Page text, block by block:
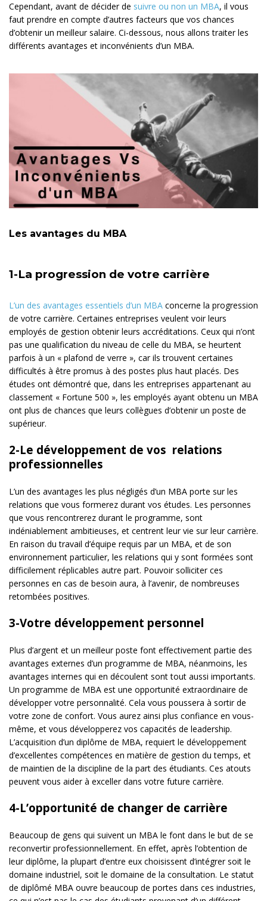
Cependant, avant de décider de suivre ou non un MBA, il vous
faut prendre en compte d’autres facteurs que vos chances
d’obtenir un meilleur salaire. Ci-dessous, nous allons traiter les
différents avantages et inconvénients d’un MBA.
Les avantages du MBA
1-La progression de votre carrière
L’un des avantages essentiels d’un MBA concerne la progression
de votre carrière. Certaines entreprises veulent voir leurs
employés de gestion obtenir leurs accréditations. Ceux qui n’ont
pas une qualification du niveau de celle du MBA, se heurtent
parfois à un « plafond de verre », car ils trouvent certaines
difficultés à être promus à des postes plus haut placés. Des
études ont démontré que, dans les entreprises appartenant au
classement « Fortune 500 », les employés ayant obtenu un MBA
ont plus de chances que leurs collègues d’obtenir un poste de
supérieur.
2-Le développement de vos relations
professionnelles
L’un des avantages les plus négligés d’un MBA porte sur les
relations que vous formerez durant vos études. Les personnes
que vous rencontrerez durant le programme, sont
indéniablement ambitieuses, et centrent leur vie sur leur carrière.
En raison du travail d’équipe requis par un MBA, et de son
environnement particulier, les relations qui y sont formées sont
difficilement réplicables autre part. Pouvoir solliciter ces
personnes en cas de besoin aura, à l’avenir, de nombreuses
retombées positives.
3-Votre développement personnel
Plus d’argent et un meilleur poste font effectivement partie des
avantages externes d’un programme de MBA, néanmoins, les
avantages internes qui en découlent sont tout aussi importants.
Un programme de MBA est une opportunité extraordinaire de
développer votre personnalité. Cela vous poussera à sortir de
votre zone de confort. Vous aurez ainsi plus confiance en vous-
même, et vous développerez vos capacités de leadership.
L’acquisition d’un diplôme de MBA, requiert le développement
d’excellentes compétences en matière de gestion du temps, et
de maintien de la discipline de la part des étudiants. Ces atouts
peuvent vous aider à exceller dans votre future carrière.
4-L’opportunité de changer de carrière
Beaucoup de gens qui suivent un MBA le font dans le but de se
reconvertir professionnellement. En effet, après l’obtention de
leur diplôme, la plupart d’entre eux choisissent d’intégrer soit le
domaine industriel, soit le domaine de la consultation. Le statut
de diplômé MBA ouvre beaucoup de portes dans ces industries,